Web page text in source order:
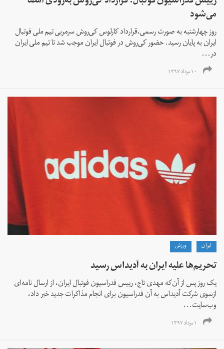
می‌شود
روز چهارشنبه به صورت رسمی،قرارداد کارلوس کی‌روش سرمربی تیم ملی فوتبال
ایران به پایان رسید. حضور کی‌روش در فوتبال ایران موجب شد تا تیم ملی ایران
در...
۱۰ مرداد ۱۳۹۷
ايران ورزش
تحریم‌ها علیه ایران به آدیداس رسید
یک روز پس از آن‌که مهدی تاج، رییس فدراسیون فوتبال ایران، از ارسال نامه‌ای
ازسوی شرکت آدیداس به آن فدراسیون برای انجام مذاکرات جدید خبر داد،
وب‌سایت...
۱ مرداد ۱۳۹۷